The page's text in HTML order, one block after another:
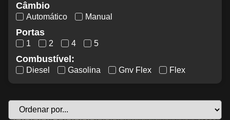
Câmbio
Automático Manual
Portas
1 2 4 5
Combustível:
Diesel Gasolina Gnv Flex Flex